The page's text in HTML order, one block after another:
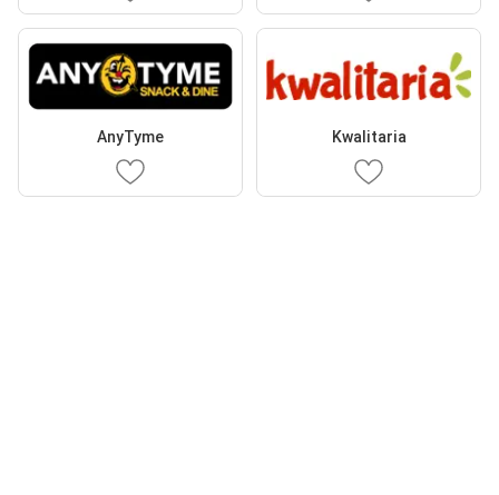
AnyTyme Kwalitaria